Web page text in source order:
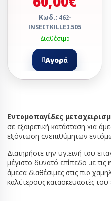
Κωδ.: 462-
INSECTKILLE0.505
Διαθέσιμο
Αγορά
Εντομοπαγίδες
σε εξαιρετική κατάσταση για
εξόντωση ανεπιθύμητων
Διατηρήστε την υγιεινή του
μέγιστο δυνατό επίπεδο με τις
άμεσα διαθέσιμες στις πιο
καλύτερους κατασκευαστές του